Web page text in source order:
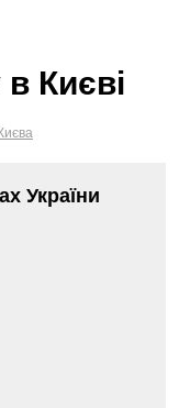
Києві
України